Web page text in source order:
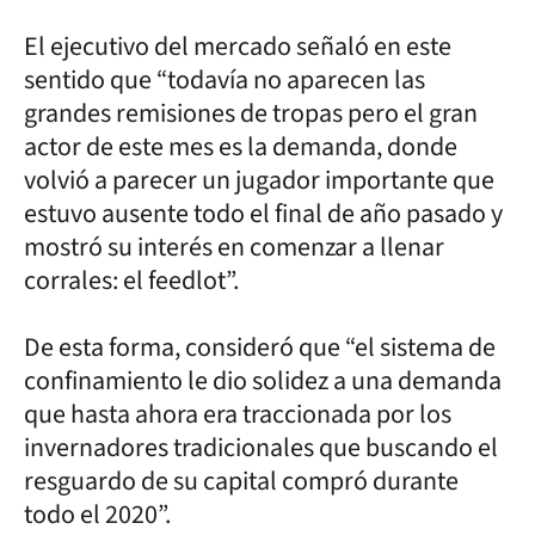
El ejecutivo del mercado señaló en este
sentido que “todavía no aparecen las
grandes remisiones de tropas pero el gran
actor de este mes es la demanda, donde
volvió a parecer un jugador importante que
estuvo ausente todo el final de año pasado y
mostró su interés en comenzar a llenar
corrales: el feedlot”.
De esta forma, consideró que “el sistema de
confinamiento le dio solidez a una demanda
que hasta ahora era traccionada por los
invernadores tradicionales que buscando el
resguardo de su capital compró durante
todo el 2020”.